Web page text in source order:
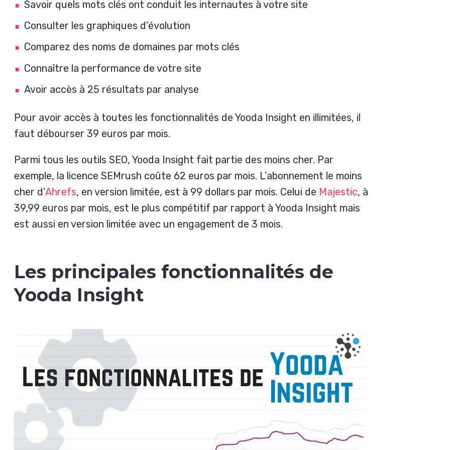
Savoir quels mots clés ont conduit les internautes à votre site
Consulter les graphiques d’évolution
Comparez des noms de domaines par mots clés
Connaître la performance de votre site
Avoir accès à 25 résultats par analyse
Pour avoir accès à toutes les fonctionnalités de Yooda Insight en illimitées, il
faut débourser 39 euros par mois.
Parmi tous les outils SEO, Yooda Insight fait partie des moins cher. Par
exemple, la licence SEMrush coûte 62 euros par mois. L’abonnement le moins
cher d’Ahrefs, en version limitée, est à 99 dollars par mois. Celui de Majestic, à
39,99 euros par mois, est le plus compétitif par rapport à Yooda Insight mais
est aussi en version limitée avec un engagement de 3 mois.
Les principales fonctionnalités de
Yooda Insight